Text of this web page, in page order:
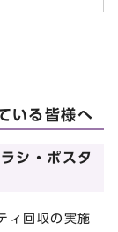
いる皆様へ
シ・ポスタ
ィ回収の実施